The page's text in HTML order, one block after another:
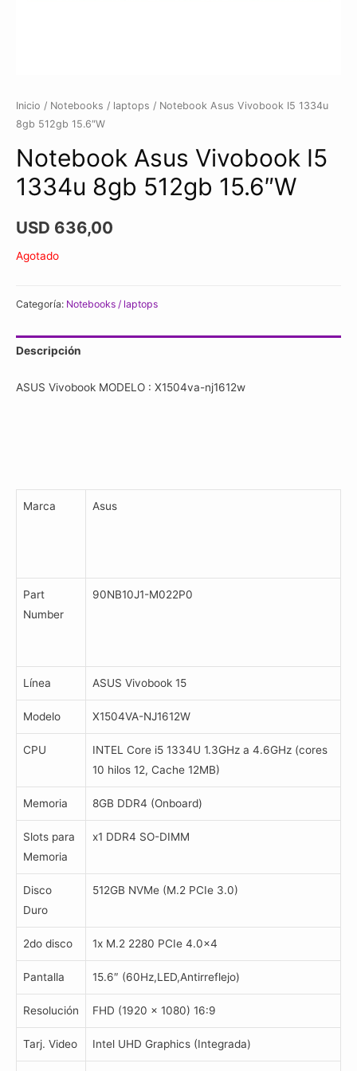
Inicio / Notebooks / laptops / Notebook Asus Vivobook I5 1334u
8gb 512gb 15.6″W
Notebook Asus Vivobook I5
1334u 8gb 512gb 15.6″W
USD 636,00
Agotado
Categoría: Notebooks / laptops
Descripción
ASUS Vivobook MODELO : X1504va-nj1612w
Marca Asus
Part
Number
90NB10J1-M022P0
Línea ASUS Vivobook 15
Modelo X1504VA-NJ1612W
CPU
INTEL Core i5 1334U 1.3GHz a 4.6GHz (cores
10 hilos 12, Cache 12MB)
Memoria 8GB DDR4 (Onboard)
Slots para
Memoria
x1 DDR4 SO-DIMM
Disco
Duro
512GB NVMe (M.2 PCIe 3.0)
2do disco 1x M.2 2280 PCIe 4.0×4
Pantalla 15.6″ (60Hz,LED,Antirreflejo)
Resolución FHD (1920 x 1080) 16:9
Tarj. Video Intel UHD Graphics (Integrada)